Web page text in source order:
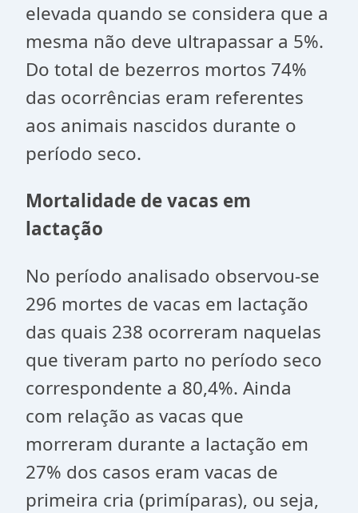
elevada quando se considera que a
mesma não deve ultrapassar a 5%.
Do total de bezerros mortos 74%
das ocorrências eram referentes
aos animais nascidos durante o
período seco.
Mortalidade de vacas em
lactação
No período analisado observou-se
296 mortes de vacas em lactação
das quais 238 ocorreram naquelas
que tiveram parto no período seco
correspondente a 80,4%. Ainda
com relação as vacas que
morreram durante a lactação em
27% dos casos eram vacas de
primeira cria (primíparas), ou seja,